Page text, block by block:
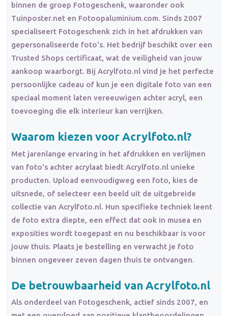
binnen de groep Fotogeschenk, waaronder ook
Tuinposter.net en Fotoopaluminium.com. Sinds 2007
specialiseert Fotogeschenk zich in het afdrukken van
gepersonaliseerde foto's. Het bedrijf beschikt over een
Trusted Shops certificaat, wat de veiligheid van jouw
aankoop waarborgt. Bij Acrylfoto.nl vind je het perfecte
persoonlijke cadeau of kun je een digitale foto van een
speciaal moment laten vereeuwigen achter acryl, een
toevoeging die elk interieur kan verrijken.
Waarom kiezen voor Acrylfoto.nl?
Met jarenlange ervaring in het afdrukken en verlijmen
van foto's achter acrylaat biedt Acrylfoto.nl unieke
producten. Upload eenvoudigweg een foto, kies de
uitsnede, of selecteer een beeld uit de uitgebreide
collectie van Acrylfoto.nl. Hun specifieke techniek leent
de foto extra diepte, een effect dat ook in musea en
exposities wordt toegepast en nu beschikbaar is voor
jouw thuis. Plaats je bestelling en verwacht je foto
binnen ongeveer zeven dagen thuis te ontvangen.
De betrouwbaarheid van Acrylfoto.nl
Als onderdeel van Fotogeschenk, actief sinds 2007, en